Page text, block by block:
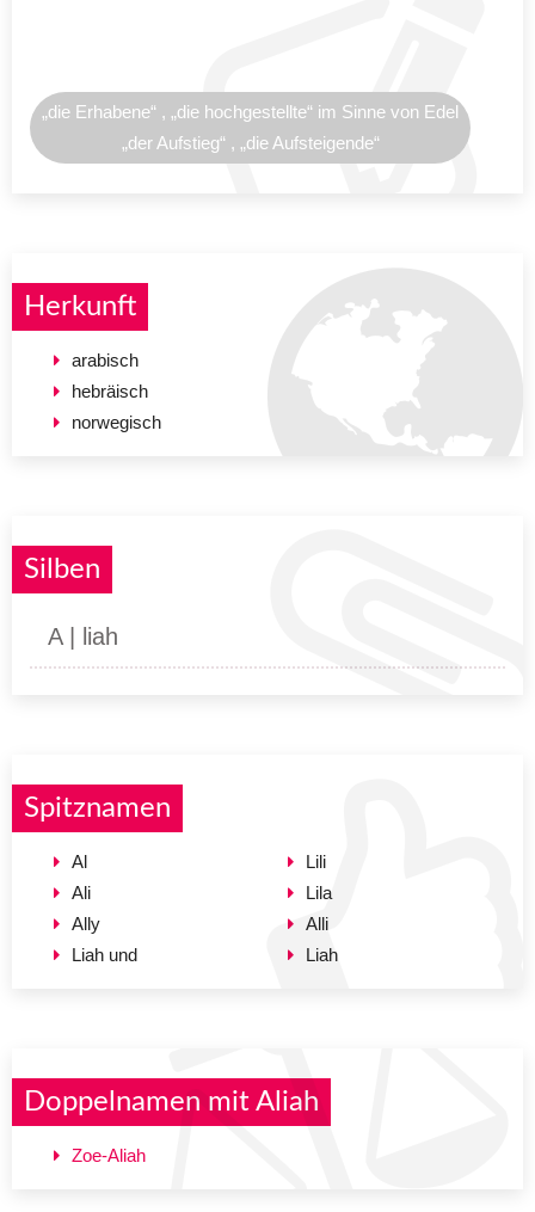
„die Erhabene“ , „die hochgestellte“ im Sinne von Edel
„der Aufstieg“ , „die Aufsteigende“
Herkunft
arabisch
hebräisch
norwegisch
Silben
A | liah
Spitznamen
Al
Ali
Ally
Liah und
Lili
Lila
Alli
Liah
Doppelnamen mit Aliah
Zoe-Aliah